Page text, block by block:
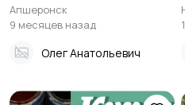
Апшеронск
9 месяцев назад
Олег Анатольевич